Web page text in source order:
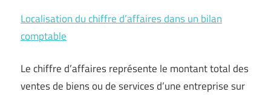
Localisation du chiffre d’affaires dans un bilan
comptable
Le chiffre d’affaires représente le montant total des
ventes de biens ou de services d’une entreprise sur